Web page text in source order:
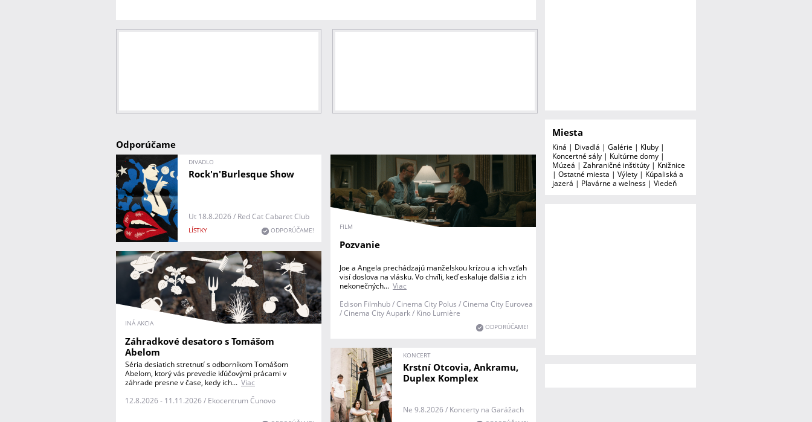
Odporúčame
DIVADLO
Rock'n'Burlesque Show
LÍSTKY
Ut 18.8.2026 / Red Cat Cabaret Club
ODPORÚČAME! FILM
Pozvanie
Joe a Angela prechádzajú manželskou krízou a ich vzťah
visí doslova na vlásku. Vo chvíli, keď eskaluje ďalšia z ich
nekonečných... Viac
Edison Filmhub / Cinema City Polus / Cinema City Eurovea
/ Cinema City Aupark / Kino Lumière
ODPORÚČAME!
INÁ AKCIA
Záhradkové desatoro s Tomášom
Abelom
Séria desiatich stretnutí s odborníkom Tomášom
Abelom, ktorý vás prevedie kľúčovými prácami v
záhrade presne v čase, kedy ich... Viac
12.8.2026 - 11.11.2026 / Ekocentrum Čunovo
KONCERT
Krstní Otcovia, Ankramu,
Duplex Komplex
Ne 9.8.2026 / Koncerty na Garážach
Miesta
Kiná | Divadlá | Galérie | Kluby |
Koncertné sály | Kultúrne domy |
Múzeá | Zahraničné inštitúty | Knižnice
| Ostatné miesta | Výlety | Kúpaliská a
jazerá | Plavárne a welness | Viedeň